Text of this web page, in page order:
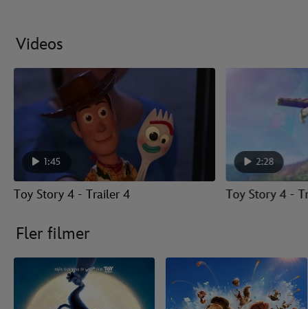
Videos
1:45
Toy Story 4 - Trailer 4
2:28
Toy Story 4 -
Fler filmer